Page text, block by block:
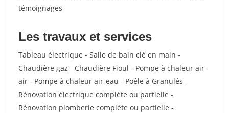
témoignages
Les travaux et services
Tableau électrique - Salle de bain clé en main -
Chaudière gaz - Chaudière Fioul - Pompe à chaleur air-
air - Pompe à chaleur air-eau - Poêle à Granulés -
Rénovation électrique complète ou partielle -
Rénovation plomberie complète ou partielle -